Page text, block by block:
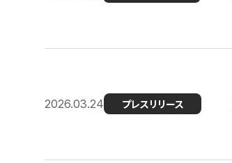
2026.03.24 プレスリリース